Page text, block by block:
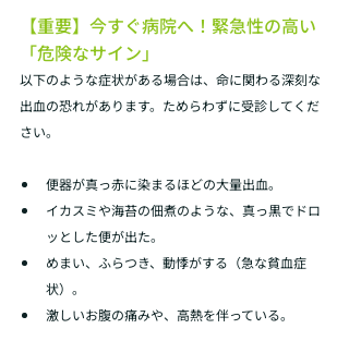
【重要】今すぐ病院へ！緊急性の高い
「危険なサイン」
以下のような症状がある場合は、命に関わる深刻な
出血の恐れがあります。ためらわずに受診してくだ
さい。
便器が真っ赤に染まるほどの大量出血。
イカスミや海苔の佃煮のような、真っ黒でドロ
ッとした便が出た。
めまい、ふらつき、動悸がする（急な貧血症
状）。
激しいお腹の痛みや、高熱を伴っている。